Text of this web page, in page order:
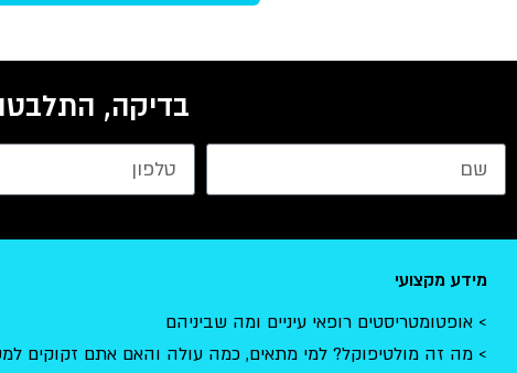
בדיקה,
מידע מקצועי
אופטומטריסטים רופאי עיניים ומה שביניהם
מה זה מולטיפוקל? למי מתאים, כמה עולה והאם אתם זקוקים